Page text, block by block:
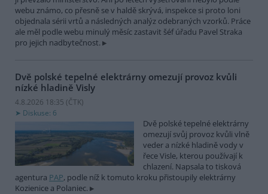
webu známo, co přesně se v haldě skrývá, inspekce si proto loni
objednala sérii vrtů a následných analýz odebraných vzorků. Práce
ale měl podle webu minulý měsíc zastavit šéf úřadu Pavel Straka
pro jejich nadbytečnost.
Dvě polské tepelné elektrárny omezují provoz kvůli
nízké hladině Visly
4.8.2026 18:35 (ČTK)
Diskuse: 6
Dvě polské tepelné elektrárny
omezují svůj provoz kvůli vlně
veder a nízké hladině vody v
řece Visle, kterou používají k
chlazení. Napsala to tisková
agentura PAP, podle níž k tomuto kroku přistoupily elektrárny
Kozienice a Polaniec.